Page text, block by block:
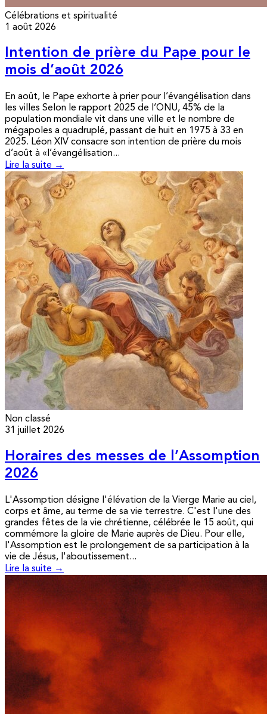
Célébrations et spiritualité
1 août 2026
Intention de prière du Pape pour le
mois d’août 2026
En août, le Pape exhorte à prier pour l’évangélisation dans
les villes Selon le rapport 2025 de l’ONU, 45% de la
population mondiale vit dans une ville et le nombre de
mégapoles a quadruplé, passant de huit en 1975 à 33 en
2025. Léon XIV consacre son intention de prière du mois
d’août à «l’évangélisation...
Lire la suite →
Non classé
31 juillet 2026
Horaires des messes de l’Assomption
2026
L'Assomption désigne l'élévation de la Vierge Marie au ciel,
corps et âme, au terme de sa vie terrestre. C'est l'une des
grandes fêtes de la vie chrétienne, célébrée le 15 août, qui
commémore la gloire de Marie auprès de Dieu. Pour elle,
l'Assomption est le prolongement de sa participation à la
vie de Jésus, l'aboutissement...
Lire la suite →